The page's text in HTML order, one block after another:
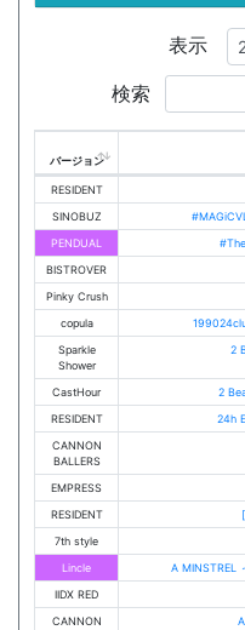
表示
検索
バージョン
RESIDENT
SINOBUZ
PENDUAL
BISTROVER
Pinky Crush
copula
Sparkle
Shower
2
CastHour 2
RESIDENT
24h
CANNON
BALLERS
EMPRESS
RESIDENT
7th style
Lincle
A MINSTREL
IIDX RED
CANNON